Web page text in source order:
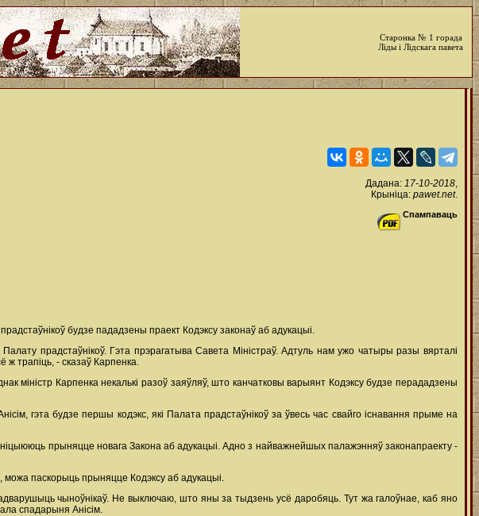
Старонка № 1 горада
Ліды і Лідскага павета
Дадана: 17-10-2018,
Крыніца: pawet.net.
Спампаваць
будзе пададзены праект Кодэксу законаў аб адукацыі.
прадстаўнікоў. Гэта прэрагатыва Савета Міністраў. Адтуль нам ужо чатыры разы вярталі
ж трапіць, - сказаў Карпенка.
міністр Карпенка некалькі разоў заяўляў, што канчатковы варыянт Кодэксу будзе перададзены
гэта будзе першы кодэкс, які Палата прадстаўнікоў за ўвесь час свайго існавання прыме на
прыняцце новага Закона аб адукацыі. Адно з найважнейшых палажэнняў законапраекту -
паскорыць прыняцце Кодэксу аб адукацыі.
чыноўнікаў. Не выключаю, што яны за тыдзень усё даробяць. Тут жа галоўнае, каб яно
спадарыня Анісім.